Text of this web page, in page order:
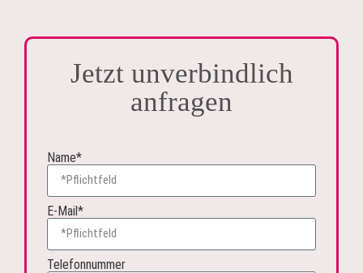
Jetzt unverbindlich
anfragen
Name*
E-Mail*
Telefonnummer